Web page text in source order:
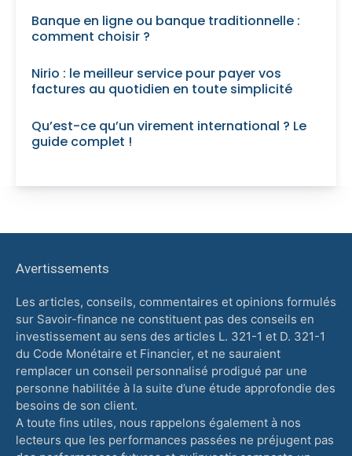
Banque en ligne ou banque traditionnelle :
comment choisir ?
Nirio : le meilleur service pour payer vos
factures au quotidien en toute simplicité
Qu’est-ce qu’un virement international ? Le
guide complet !
Avertissements
Les articles, conseils, commentaires et opinions formulés
sur Savoir-finance ne constituent pas des conseils en
investissement au sens des articles L. 321-1 et D. 321-1
du Code Monétaire et Financier, et ne sauraient
remplacer un conseil personnalisé prodigué par une
personne habilitée à la suite d’une étude approfondie des
besoins de son client.
A toute fins utiles, nous rappelons également à nos
lecteurs que les performances passées ne préjugent pas